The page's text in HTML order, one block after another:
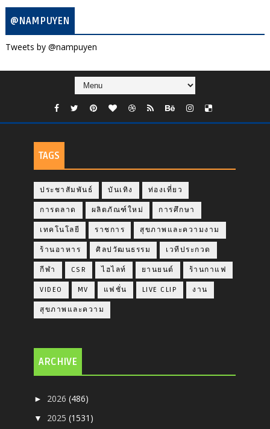
@NAMPUYEN
Tweets by @nampuyen
TAGS
ประชาสัมพันธ์ บันเทิง ท่องเที่ยว
การตลาด ผลิตภัณฑ์ใหม่ การศึกษา
เทคโนโลยี ราชการ สุขภาพและความงาม
ร้านอาหาร ศิลปวัฒนธรรม เวทีประกวด
กีฬา CSR ไฮไลท์ ยานยนต์ ร้านกาแฟ
VIDEO MV แฟชั่น LIVE CLIP งาน
สุขภาพและความ
ARCHIVE
► 2026(486)
▼ 2025(1531)